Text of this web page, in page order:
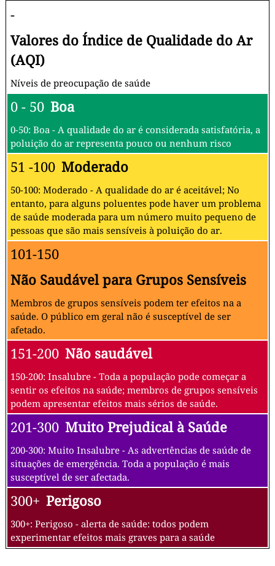
-
Valores do Índice de Qualidade do Ar
(AQI)
Níveis de preocupação de saúde
0 - 50 Boa
0-50: Boa - A qualidade do ar é considerada satisfatória, a
poluição do ar representa pouco ou nenhum risco
51 -100 Moderado
50-100: Moderado - A qualidade do ar é aceitável; No
entanto, para alguns poluentes pode haver um problema
de saúde moderada para um número muito pequeno de
pessoas que são mais sensíveis à poluição do ar.
101-150
Não Saudável para Grupos Sensíveis
Membros de grupos sensíveis podem ter efeitos na a
saúde. O público em geral não é susceptível de ser
afetado.
151-200 Não saudável
150-200: Insalubre - Toda a população pode começar a
sentir os efeitos na saúde; membros de grupos sensíveis
podem apresentar efeitos mais sérios de saúde.
201-300 Muito Prejudical à Saúde
200-300: Muito Insalubre - As advertências de saúde de
situações de emergência. Toda a população é mais
susceptível de ser afectada.
300+ Perigoso
300+: Perigoso - alerta de saúde: todos podem
experimentar efeitos mais graves para a saúde